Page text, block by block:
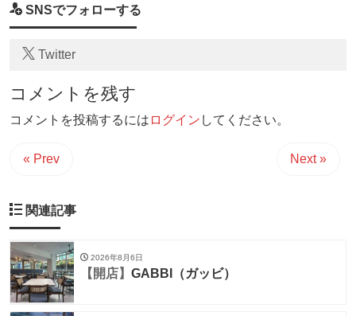
SNSでフォローする
Twitter
コメントを残す
コメントを投稿するには ログイン してください。
« Prev Next »
関連記事
2026年8月6日
【開店】 GABBI（ガッビ）